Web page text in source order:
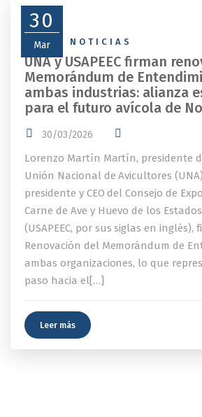
30
Mar
NEWS NOTICIAS
UNA y USAPEEC firman
Memorándum de
ambas industrias: alianza
para el futuro avícola de
30/03/2026
Lorenzo Martín Martín, presidente
Unión Nacional de Avicultores (UNA)
presidente y CEO del Consejo de
Carne de Ave y Huevo de los
(USAPEEC, por sus siglas en inglés),
Renovación del Memorándum de
ambas organizaciones, lo que
paso hacia el[…]
Leer más